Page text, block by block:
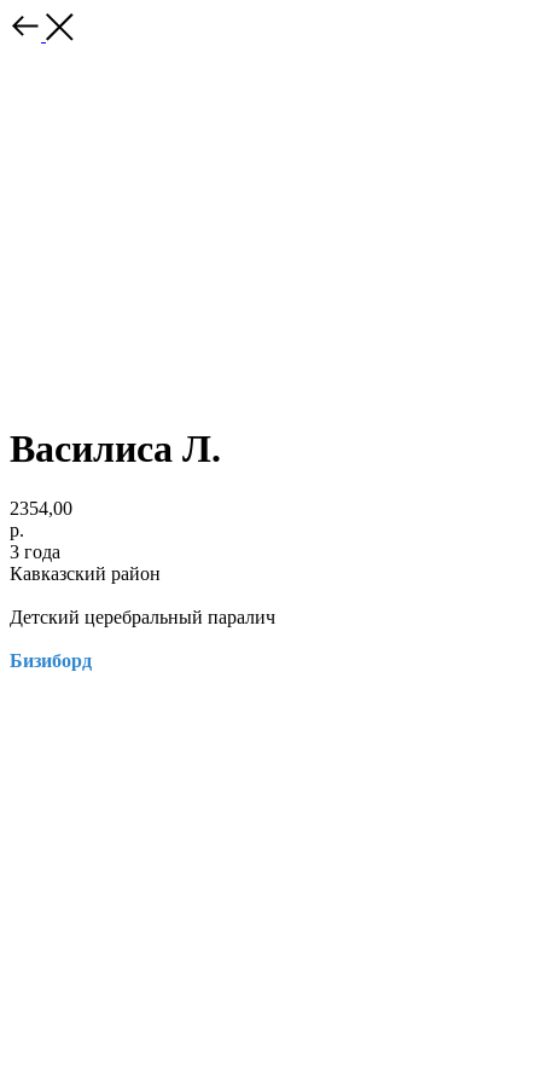
Василиса Л.
2354,00
р.
3 года
Кавказский район
Детский церебральный паралич
Бизиборд